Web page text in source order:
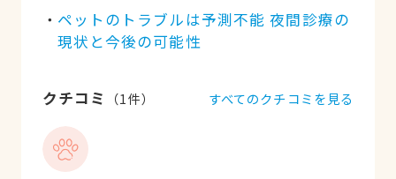
ペットのトラブルは予測不能 夜間診療の
現状と今後の可能性
クチコミ （1件） すべてのクチコミを見る